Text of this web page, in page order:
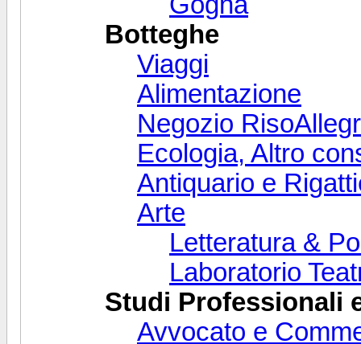
Botteghe
Viaggi
Alimentazione
Negozio
Ecologia, Altro
Antiquario e
Arte
Letteratura &
Laboratorio
Studi Professionali
Avvocato e